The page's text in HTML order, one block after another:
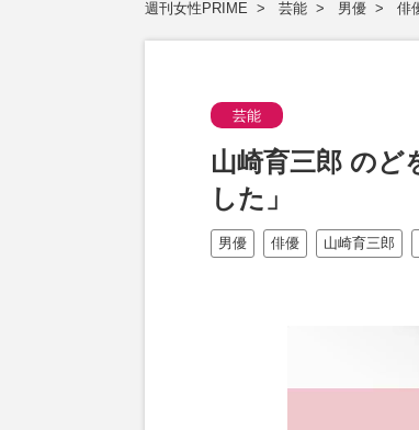
週刊女性PRIME 芸能 男優 俳
芸能
山崎育三郎 のど
した」
男優 俳優 山崎育三郎